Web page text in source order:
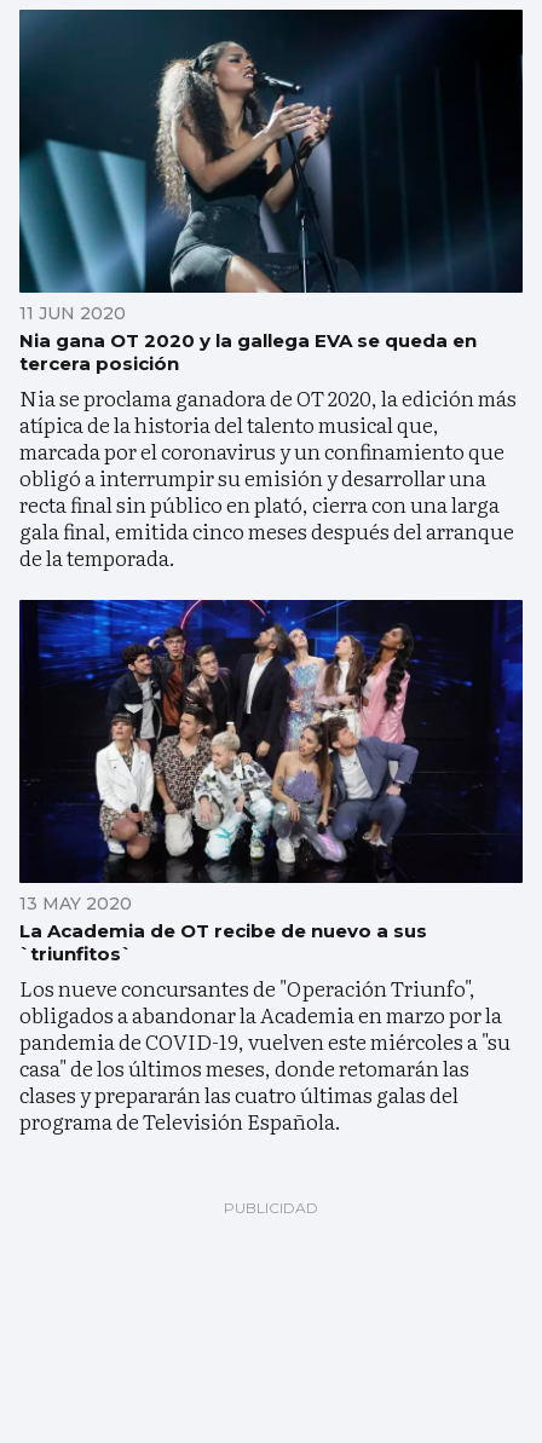
11 JUN 2020
Nia gana OT 2020 y la gallega EVA se queda en
tercera posición
Nia se proclama ganadora de OT 2020, la edición más
atípica de la historia del talento musical que,
marcada por el coronavirus y un confinamiento que
obligó a interrumpir su emisión y desarrollar una
recta final sin público en plató, cierra con una larga
gala final, emitida cinco meses después del arranque
de la temporada.
13 MAY 2020
La Academia de OT recibe de nuevo a sus
`triunfitos`
Los nueve concursantes de "Operación Triunfo",
obligados a abandonar la Academia en marzo por la
pandemia de COVID-19, vuelven este miércoles a "su
casa" de los últimos meses, donde retomarán las
clases y prepararán las cuatro últimas galas del
programa de Televisión Española.